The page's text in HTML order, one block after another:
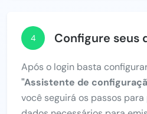
4 Configure seus
Após o login basta
"Assistente de
você seguirá os passos